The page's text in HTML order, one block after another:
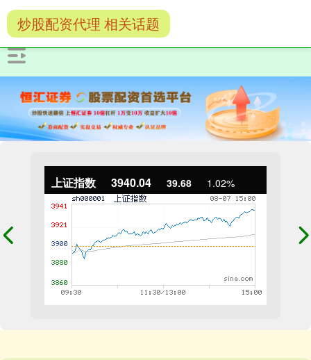
上证指数 3940.04 39.68 1.02%
炒股配资代理 相关话题